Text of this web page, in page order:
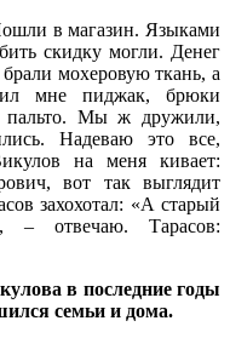
в магазин. Языками
скидку могли. Денег
мохеровую ткань, а
мне пиджак, брюки
пальто. Мы ж дружили,
Надеваю это все,
на меня кивает:
вот так выглядит
захохотал: «А старый
– отвечаю. Тарасов:
в последние годы
семьи и дома.